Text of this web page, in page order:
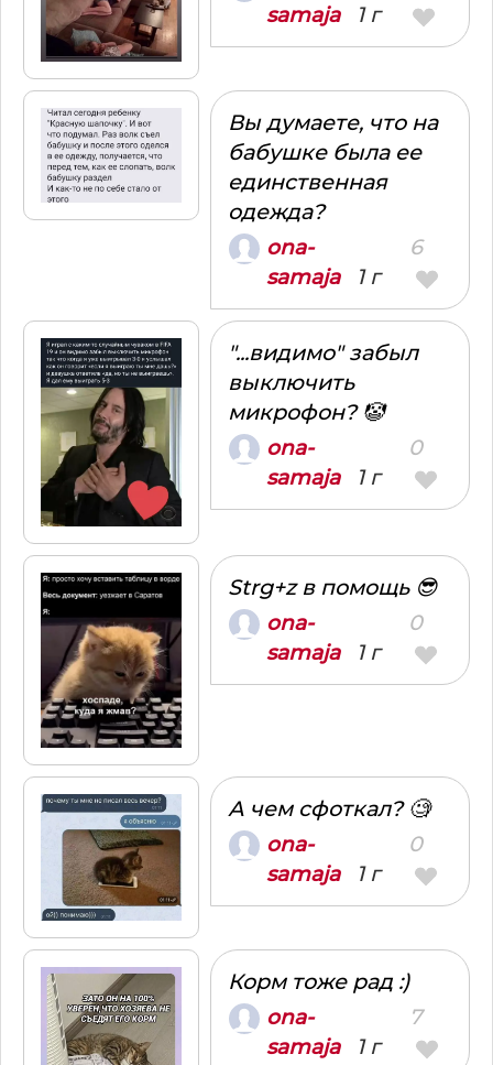
samaja1 г
Вы думаете, что на
бабушке была ее
единственная
одежда?
ona-
samaja1 г
6
"...видимо" забыл
выключить
микрофон? 🤡
ona-
samaja1 г
0
Strg+z в помощь 😎
ona-
samaja1 г
0
А чем сфоткал? 🧐
ona-
samaja1 г
0
Корм тоже рад :)
ona-
samaja1 г
7